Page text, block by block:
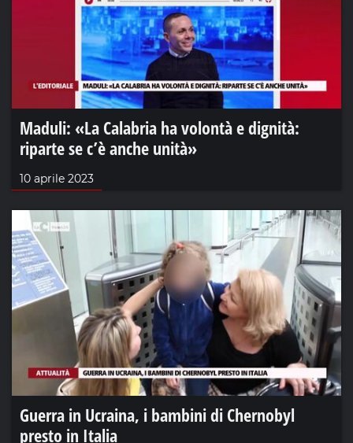
Maduli: «La Calabria ha volontà e dignità:
riparte se c’è anche unità»
10 aprile 2023
Guerra in Ucraina, i bambini di Chernobyl
presto in Italia